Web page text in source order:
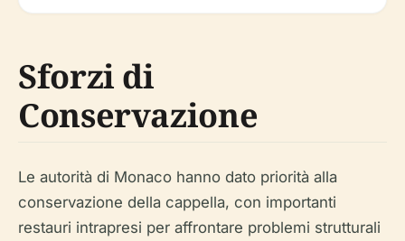
Sforzi di
Conservazione
Le autorità di Monaco hanno dato priorità alla
conservazione della cappella, con importanti
restauri intrapresi per affrontare problemi strutturali